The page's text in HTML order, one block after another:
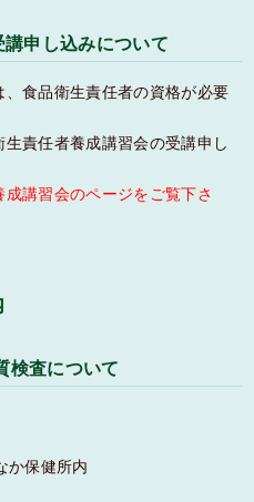
申し込みについて
食品衛生責任者の資格が必要
責任者養成講習会の受講申し
講習会のページをご覧下さ
査について
保健所内